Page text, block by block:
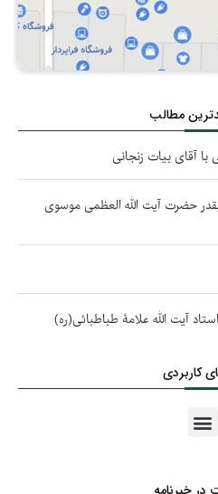
مطالب
با آقای بیات زنجانی
حضرت آیت الله العظمی موسوی
آیت الله علامۀ طباطبائی(ره)
کاربردی